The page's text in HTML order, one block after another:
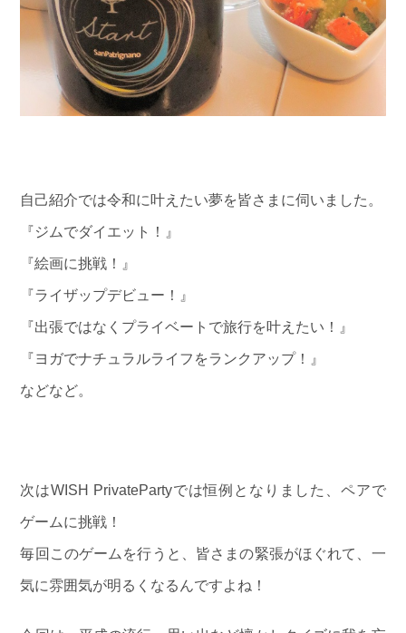
自己紹介では令和に叶えたい夢を皆さまに伺いました。
『ジムでダイエット！』
『絵画に挑戦！』
『ライザップデビュー！』
『出張ではなくプライベートで旅行を叶えたい！』
『ヨガでナチュラルライフをランクアップ！』
などなど。
次はWISH PrivatePartyでは恒例となりました、ペアで
ゲームに挑戦！
毎回このゲームを行うと、皆さまの緊張がほぐれて、一
気に雰囲気が明るくなるんですよね！